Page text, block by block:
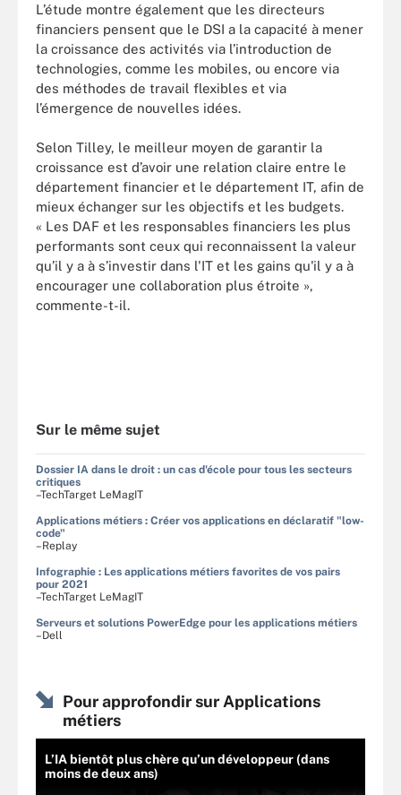
L’étude montre également que les directeurs
financiers pensent que le DSI a la capacité à mener
la croissance des activités via l’introduction de
technologies, comme les mobiles, ou encore via
des méthodes de travail flexibles et via
l’émergence de nouvelles idées.
Selon Tilley, le meilleur moyen de garantir la
croissance est d’avoir une relation claire entre le
département financier et le département IT, afin de
mieux échanger sur les objectifs et les budgets.
« Les DAF et les responsables financiers les plus
performants sont ceux qui reconnaissent la valeur
qu’il y a à s’investir dans l'IT et les gains qu'il y a à
encourager une collaboration plus étroite »,
commente-t-il.
Sur le même sujet
Dossier IA dans le droit : un cas d'école pour tous les secteurs
critiques
–TechTarget LeMagIT
Applications métiers : Créer vos applications en déclaratif "low-
code"
–Replay
Infographie : Les applications métiers favorites de vos pairs
pour 2021
–TechTarget LeMagIT
Serveurs et solutions PowerEdge pour les applications métiers
–Dell
Pour approfondir sur Applications
métiers
L’IA bientôt plus chère qu’un développeur (dans
moins de deux ans)